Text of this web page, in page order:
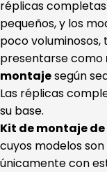
réplicas
pequeños, y los
poco
presentarse como
montajesegún
Las réplicas
su base.
Kit de montaje
cuyos modelos
únicamente con